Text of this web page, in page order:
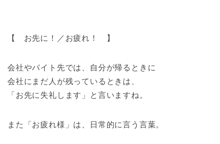
【 お先に！／お疲れ！ 】
会社やバイト先では、自分が帰るときに
会社にまだ人が残っているときは、
「お先に失礼します」と言いますね。
また「お疲れ様」は、日常的に言う言葉。